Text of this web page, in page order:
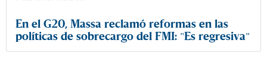
En el G20, Massa reclamó reformas en las
políticas de sobrecargo del FMI: "Es regresiva"